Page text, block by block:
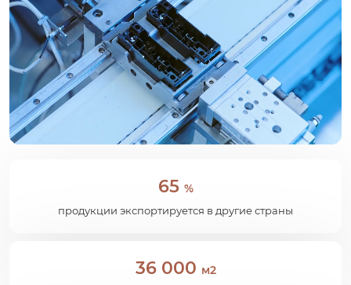
65 %
продукции экспортируется в другие страны
36 000 м2